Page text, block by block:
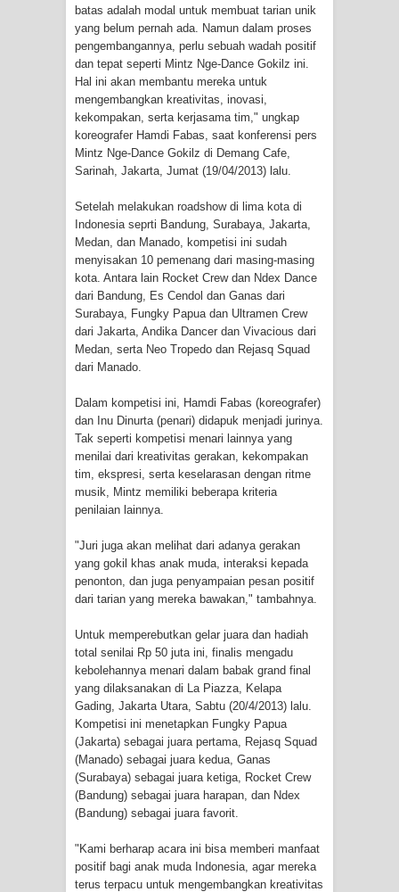
Indonesia
Profil Lengkap Aceh, Provinsi
Istimewa di Ujung Sumatera
Lima Rumah Pribadi Terbakar Di
Hamadi Jayapura Selatan
Imbau Waspada Susulan
Mama-Mama Pasar Lama Sentani
Protes Tumpukan Sampah dengan
Menghambur ke Tengah Jalan
Hilangnya Agustina Ester Bonsapia
Marthen Medlama Sebut Pemprov
Papua Siapkan 1000 Kuota Beasiswa
BRI Region 18 Jayapura Salurkan
Bantuan CSR untuk RS Bhayangkara
Polda Papua pada Peringatan Hari
Bhayangkara ke-80
Indonesia Turns Remote Papua
Frontier into National Food Belt with
Mechanized Rice Expansion
dan Penanaman Padi di Merauke
batas adalah modal untuk membuat tarian unik
yang belum pernah ada. Namun dalam proses
pengembangannya, perlu sebuah wadah positif
dan tepat seperti Mintz Nge-Dance Gokilz ini.
Hal ini akan membantu mereka untuk
mengembangkan kreativitas, inovasi,
kekompakan, serta kerjasama tim," ungkap
koreografer Hamdi Fabas, saat konferensi pers
Mintz Nge-Dance Gokilz di Demang Cafe,
Sarinah, Jakarta, Jumat (19/04/2013) lalu.
Setelah melakukan roadshow di lima kota di
Indonesia seprti Bandung, Surabaya, Jakarta,
Medan, dan Manado, kompetisi ini sudah
menyisakan 10 pemenang dari masing-masing
kota. Antara lain Rocket Crew dan Ndex Dance
dari Bandung, Es Cendol dan Ganas dari
Surabaya, Fungky Papua dan Ultramen Crew
dari Jakarta, Andika Dancer dan Vivacious dari
Medan, serta Neo Tropedo dan Rejasq Squad
dari Manado.
Dalam kompetisi ini, Hamdi Fabas (koreografer)
dan Inu Dinurta (penari) didapuk menjadi jurinya.
Tak seperti kompetisi menari lainnya yang
menilai dari kreativitas gerakan, kekompakan
tim, ekspresi, serta keselarasan dengan ritme
musik, Mintz memiliki beberapa kriteria
penilaian lainnya.
"Juri juga akan melihat dari adanya gerakan
yang gokil khas anak muda, interaksi kepada
penonton, dan juga penyampaian pesan positif
dari tarian yang mereka bawakan," tambahnya.
Untuk memperebutkan gelar juara dan hadiah
total senilai Rp 50 juta ini, finalis mengadu
kebolehannya menari dalam babak grand final
yang dilaksanakan di La Piazza, Kelapa
Gading, Jakarta Utara, Sabtu (20/4/2013) lalu.
Kompetisi ini menetapkan Fungky Papua
(Jakarta) sebagai juara pertama, Rejasq Squad
(Manado) sebagai juara kedua, Ganas
(Surabaya) sebagai juara ketiga, Rocket Crew
(Bandung) sebagai juara harapan, dan Ndex
(Bandung) sebagai juara favorit.
"Kami berharap acara ini bisa memberi manfaat
positif bagi anak muda Indonesia, agar mereka
terus terpacu untuk mengembangkan kreativitas